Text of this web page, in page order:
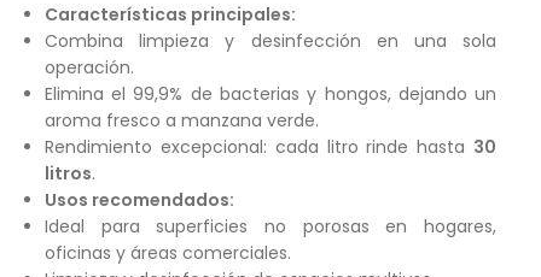
Características principales:
Combina limpieza y desinfección en una sola
operación.
Elimina el 99,9% de bacterias y hongos, dejando un
aroma fresco a manzana verde.
Rendimiento excepcional: cada litro rinde hasta 30
litros.
Usos recomendados:
Ideal para superficies no porosas en hogares,
oficinas y áreas comerciales.